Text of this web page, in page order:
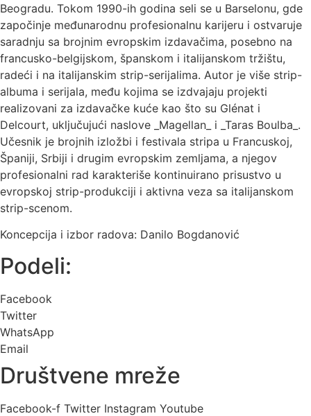
Beogradu. Tokom 1990-ih godina seli se u Barselonu, gde
započinje međunarodnu profesionalnu karijeru i ostvaruje
saradnju sa brojnim evropskim izdavačima, posebno na
francusko-belgijskom, španskom i italijanskom tržištu,
radeći i na italijanskim strip-serijalima. Autor je više strip-
albuma i serijala, među kojima se izdvajaju projekti
realizovani za izdavačke kuće kao što su Glénat i
Delcourt, uključujući naslove _Magellan_ i _Taras Boulba_.
Učesnik je brojnih izložbi i festivala stripa u Francuskoj,
Španiji, Srbiji i drugim evropskim zemljama, a njegov
profesionalni rad karakteriše kontinuirano prisustvo u
evropskoj strip-produkciji i aktivna veza sa italijanskom
strip-scenom.
Koncepcija i izbor radova: Danilo Bogdanović
Podeli:
Facebook
Twitter
WhatsApp
Email
Društvene mreže
Facebook-f Twitter Instagram Youtube